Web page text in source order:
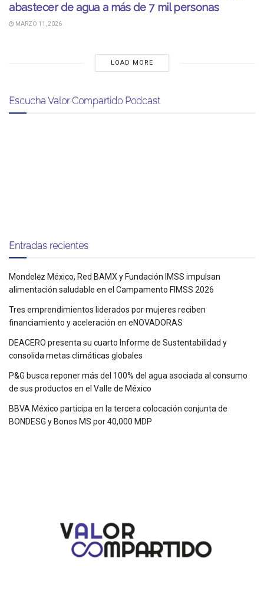
abastecer de agua a más de 7 mil personas
MARZO 11, 2026
LOAD MORE
Escucha Valor Compartido Podcast
Entradas recientes
Mondelēz México, Red BAMX y Fundación IMSS impulsan
alimentación saludable en el Campamento FIMSS 2026
Tres emprendimientos liderados por mujeres reciben
financiamiento y aceleración en eNOVADORAS
DEACERO presenta su cuarto Informe de Sustentabilidad y
consolida metas climáticas globales
P&G busca reponer más del 100% del agua asociada al consumo
de sus productos en el Valle de México
BBVA México participa en la tercera colocación conjunta de
BONDESG y Bonos MS por 40,000 MDP